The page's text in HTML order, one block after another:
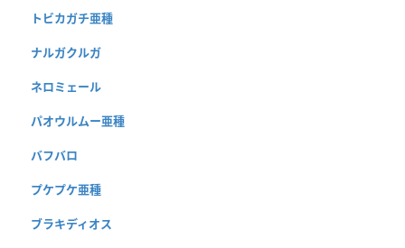
トビカガチ亜種
ナルガクルガ
ネロミェール
パオウルムー亜種
バフバロ
プケプケ亜種
ブラキディオス